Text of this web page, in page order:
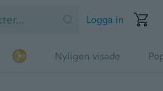
Logga in
Nyligen visade